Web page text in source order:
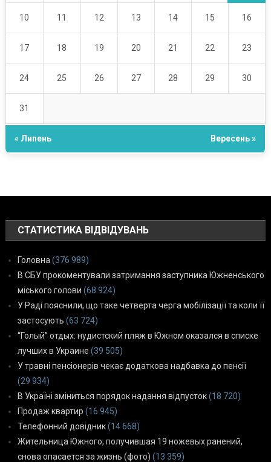
10 11 12 13 14 15 16
17 18 19 20 21 22 23
24 25 26 27 28 29 30
31
« Липень Вересень »
СТАТИСТИКА ВІДВІДУВАНЬ
Головна (376 989)
В СБУ прокоментували затримання заступника Южненського
міського голови (68 924)
У Раді пояснили, що таке четверта черга мобілізації та коли її
застосують (63 724)
“Голый” отдых: нудистский пляж в Южном оказался в списке
лучших в Украине (39 505)
У травні пенсіонерів чекає додаткова надбавка до пенсії
(29 934)
В Україні зміниться порядок надання відпусток(18 720)
Продаж квартир (16 945)
Телефонний довідник(14 668)
Жительница Южного, получившая 19 ножевых ранений,
снова опасается за жизнь (фото) (13 359)